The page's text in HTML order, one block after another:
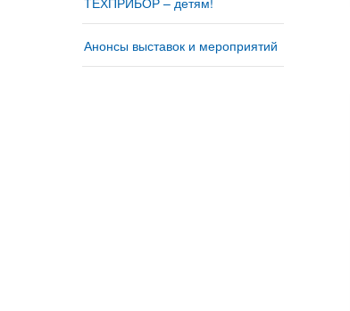
Анонсы выставок и мероприятий